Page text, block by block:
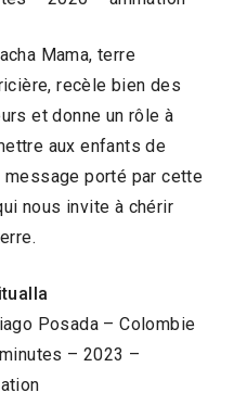
Mama, terre
recèle bien des
et donne un rôle à
aux enfants de
porté par cette
nous invite à chérir
Posada – Colombie
– 2023 –